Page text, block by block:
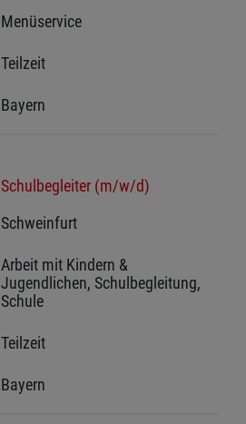
Menüservice
Teilzeit
Bayern
Schulbegleiter (m/w/d)
Schweinfurt
Arbeit mit Kindern &
Jugendlichen, Schulbegleitung,
Schule
Teilzeit
Bayern